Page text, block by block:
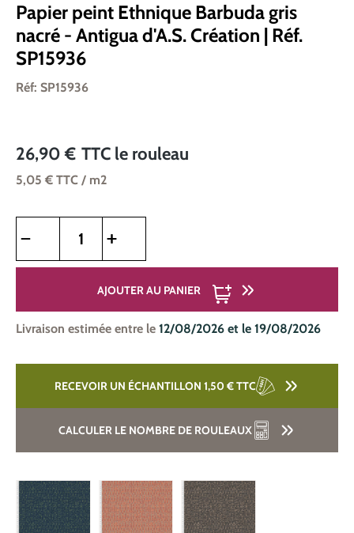
Papier peint Ethnique Barbuda gris
nacré - Antigua d'A.S. Création | Réf.
SP15936
Réf: SP15936
26,90 € TTC le rouleau
5,05 € TTC / m2
AJOUTER AU PANIER
Livraison estimée entre le 12/08/2026 et le 19/08/2026
RECEVOIR UN ÉCHANTILLON 1,50 €TTC
CALCULER LE NOMBRE DE ROULEAUX